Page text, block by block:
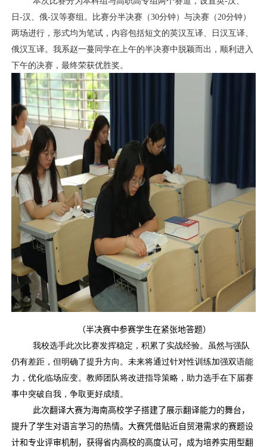
日-汉、俄-汉等赛组。比赛分半决赛（30分钟）与决赛（20分钟）
两场进行，形式均为笔试，内容包括短文的英汉互译、日汉互译、
俄汉互译。我系赵一蔓同学在上午的半决赛中脱颖而出，顺利进入
下午的决赛，最终荣获优胜奖。
（半决赛中参赛学生在紧张地答题）
我校选手此次比赛发挥稳定，积累了实战经验。虽然与强队
仍有差距，但明确了提升方向。未来将通过针对性训练加强双语能
力，优化临场应变。教师团队将改进指导策略，助力选手在下届赛
事中突破自我，争取更好成绩。
此次翻译大赛为海南高校学子搭建了展示翻译能力的舞台，
提升了学生对语言学习的热情。大赛凭借贴近自贸港需求的赛题设
计和专业评审机制，获得省内高校的高度认可，成为培养实用型翻